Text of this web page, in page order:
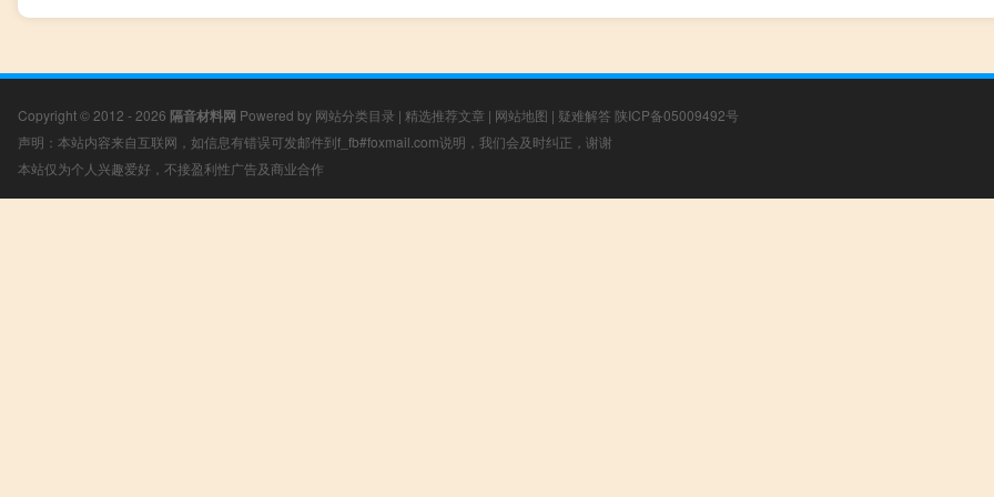
Copyright © 2012 - 2026 隔音材料网 Powered by 网站分类目录 | 精选推荐文章 | 网站地图 | 疑难解答 陕ICP备05009492号
声明：本站内容来自互联网，如信息有错误可发邮件到f_fb#foxmail.com说明，我们会及时纠正，谢谢
本站仅为个人兴趣爱好，不接盈利性广告及商业合作